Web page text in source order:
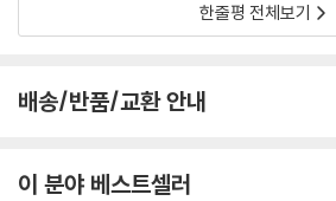
한줄평 전체보기
배송/반품/교환 안내
이 분야 베스트셀러